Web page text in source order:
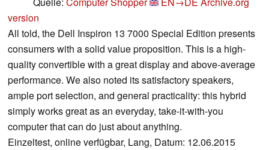
version
All told, the Dell Inspiron 13 7000 Special Edition presents
consumers with a solid value proposition. This is a high-
quality convertible with a great display and above-average
performance. We also noted its satisfactory speakers,
ample port selection, and general practicality: this hybrid
simply works great as an everyday, take-it-with-you
computer that can do just about anything.
Einzeltest, online verfügbar, Lang, Datum: 12.06.2015